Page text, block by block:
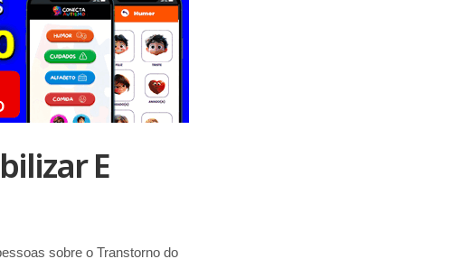
E
sobre o Transtorno do